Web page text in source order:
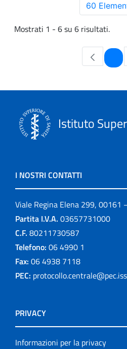
60
Mostrati 1 - 6 su 6 risultati.
Istituto
I NOSTRI CONTATTI
Viale Regina Elena 299, 00161
Partita I.V.A. 03657731000
C.F. 80211730587
Telefono: 06 4990 1
Fax: 06 4938 7118
PEC:
PRIVACY
Informazioni per la privacy